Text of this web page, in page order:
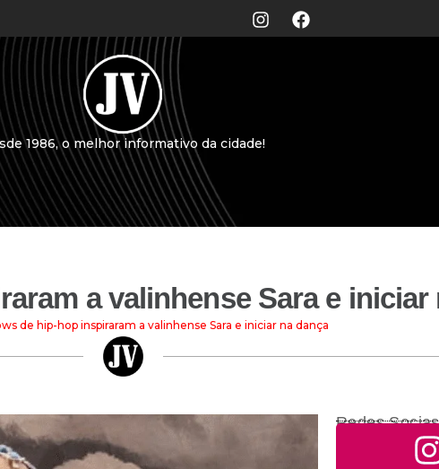
1986, o melhor informativo da cidade!
a valinhense Sara e iniciar
de hip-hop inspiraram a valinhense Sara e iniciar na dança
Redes Socias